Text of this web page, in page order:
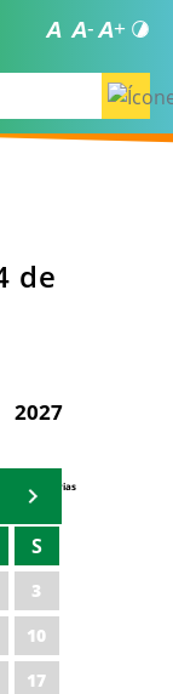
de
2027
Secretárias
S
3
10
17